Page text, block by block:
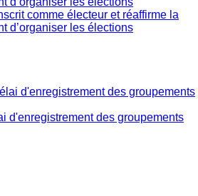
comme électeur et réaffirme la
d’organiser les élections
d'enregistrement des groupements